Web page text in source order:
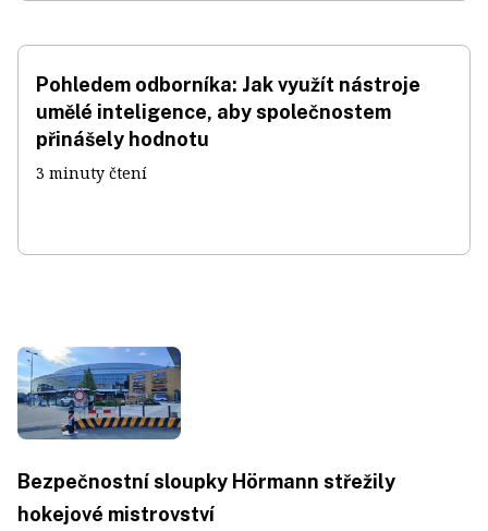
Pohledem odborníka: Jak využít nástroje
umělé inteligence, aby společnostem
přinášely hodnotu
3 minuty čtení
Bezpečnostní sloupky Hörmann střežily
hokejové mistrovství